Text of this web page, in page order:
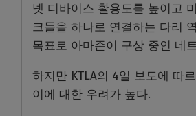
넷 디바이스 활용도를 높이고
크들을 하나로 연결하는 다리
목표로 아마존이 구상 중인 네
하지만 KTLA의 4일 보도에 따
이에 대한 우려가 높다.